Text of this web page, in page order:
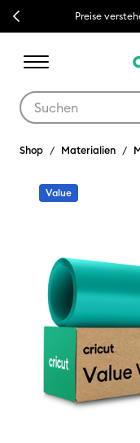
Previous Preise
Shop Materialien
Value